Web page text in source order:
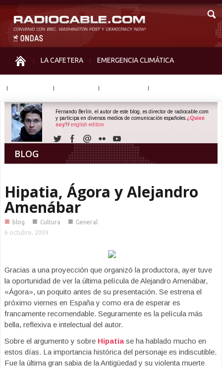
LA CAFETERA EMERGENCIA CLIMÁTICA
BLOG
Fernando Berlín, el autor de este blog, es director de radiocable.com
y participa en diversos medios de comunicación españoles. ¿Quien
soy?/ english edition.
Hipatia, Ágora y Alejandro
Amenábar
■ blog ■ Cultura ■ General
6 octubre, 2009
Gracias a una proyección que organizó la productora, ayer tuve
la oportunidad de ver la última película de Alejandro Amenábar,
«Ágora», un poquito antes de su presentación. Se estrena el
próximo viernes en España y como era de esperar es
francamente recomendable. Seguramente es la película más
bella, reflexiva e intelectual del autor.
Sobre el argumento y sobre Hipatia se ha hablado mucho en
estos días. La importancia histórica del personaje es indiscutible.
Fue la última gran sabia de la Antigüedad y su violenta muerte